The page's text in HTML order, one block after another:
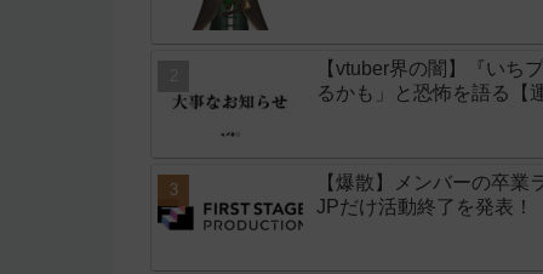
【vtuber界の闇】『いち
るかも」と恐怖を語る【
【爆散】メンバーの卒
JPだけ活動終了を発表！